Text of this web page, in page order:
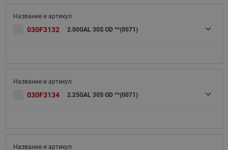
030F3132 2.00GAL 30S OD **(0071)
030F3134 2.25GAL 30S OD **(0071)